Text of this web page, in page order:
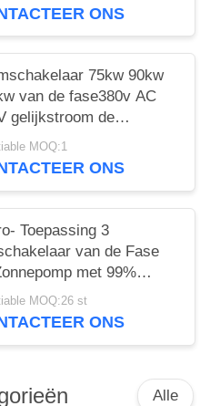
ONS
75kw 90kw
van de fase380v AC
gelijkstroom de
met MPPT
MOQ:1
ONS
Toepassing 3
van de Fase
met 99%
MPPT en GPRS
MOQ:26 st
ONS
Alle